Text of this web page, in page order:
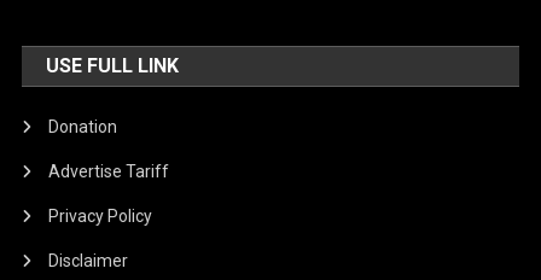
USE FULL LINK
Donation
Advertise Tariff
Privacy Policy
Disclaimer